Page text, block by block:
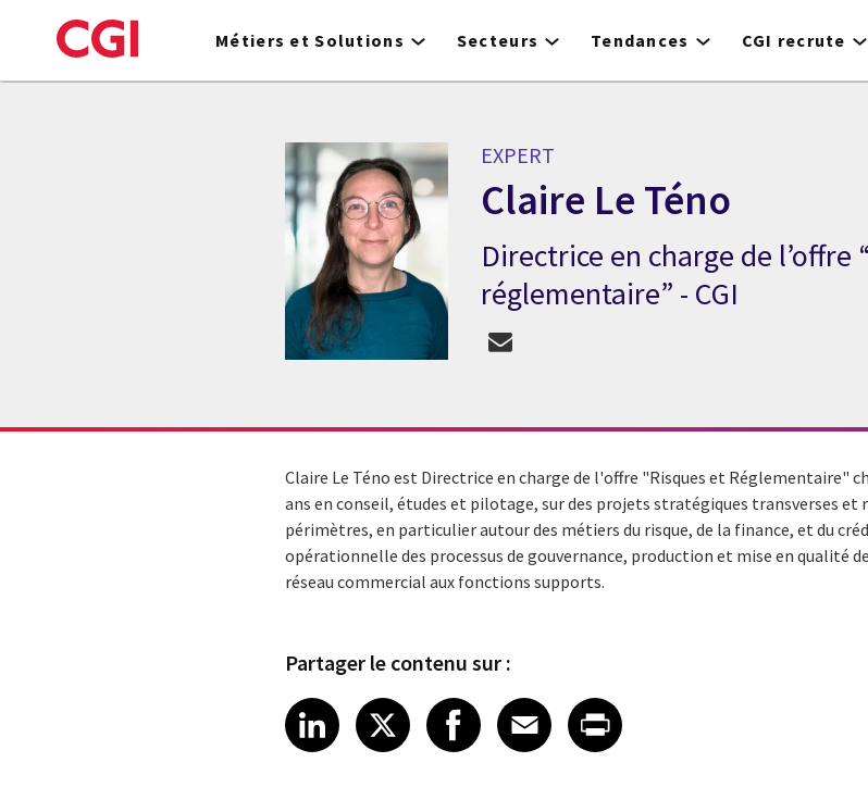
to
Métiers et Solutions Secteurs Tendances CGI recrute
EXPERT
Claire Le Téno
Expert Claire Le Téno
Directrice en charge de l’offre
réglementaire” - CGI
Claire Le Téno est Directrice en charge de l'offre "Risques et Réglementaire"
ans en conseil, études et pilotage, sur des projets stratégiques transverses et
périmètres, en particulier autour des métiers du risque, de la finance, et du
opérationnelle des processus de gouvernance, production et mise en qualité
réseau commercial aux fonctions supports.
Partager le contenu sur :
Share article on LinkedIn
LinkedIn
Share article on X
XShare article on Facebook
Facebook
Share article on Email
Email
Share article on Print